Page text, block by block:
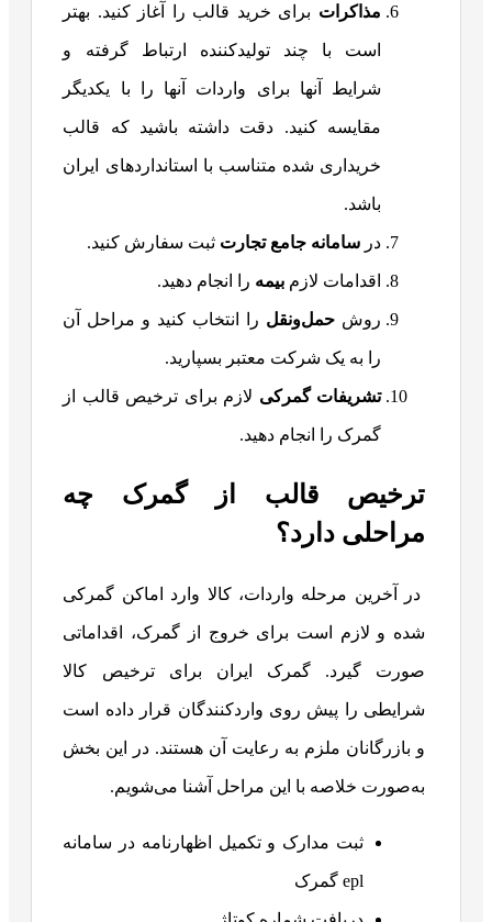
مذاکرات برای خرید قالب را آغاز کنید. بهتر
است با چند تولیدکننده ارتباط گرفته و
شرایط آنها برای واردات آنها را با یکدیگر
مقایسه کنید. دقت داشته باشید که قالب
خریداری شده متناسب با استانداردهای ایران
باشد.
در سامانه جامع تجارت ثبت سفارش کنید.
اقدامات لازم بیمه را انجام دهید.
روش حمل‌ونقل را انتخاب کنید و مراحل آن
را به یک شرکت معتبر بسپارید.
تشریفات گمرکی لازم برای ترخیص قالب از
گمرک را انجام دهید.
ترخیص قالب از گمرک چه
مراحلی دارد؟
در آخرین مرحله واردات، کالا وارد اماکن گمرکی
شده و لازم است برای خروج از گمرک، اقداماتی
صورت گیرد. گمرک ایران برای ترخیص کالا
شرایطی را پیش روی واردکنندگان قرار داده است
و بازرگانان ملزم به رعایت آن هستند. در این بخش
به‌صورت خلاصه با این مراحل آشنا می‌شویم.
ثبت مدارک و تکمیل اظهارنامه در سامانه
epl گمرک